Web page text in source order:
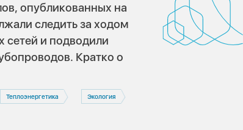
опубликованных на
следить за ходом
и подводили
Кратко о
Теплоэнергетика Экология